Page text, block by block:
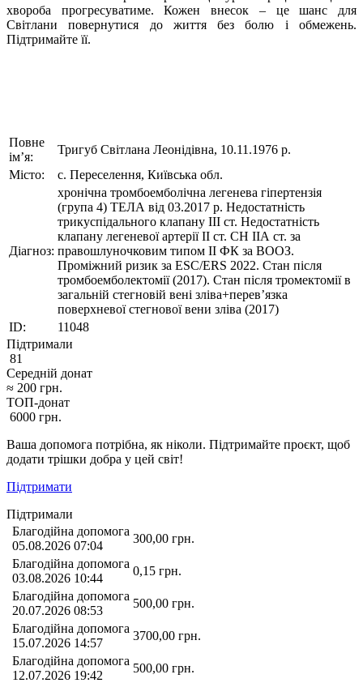
хвороба прогресуватиме. Кожен внесок – це шанс для
Світлани повернутися до життя без болю і обмежень.
Підтримайте її.
Повне
ім’я:
Тригуб Світлана Леонідівна, 10.11.1976 р.
Місто:
с. Переселення, Київська обл.
Діагноз:
хронічна тромбоемболічна легенева гіпертензія
(група 4) ТЕЛА від 03.2017 р. Недостатність
трикуспідального клапану ІІІ ст. Недостатність
клапану легеневої артерії ІІ ст. СН ІІА ст. за
правошлуночковим типом ІІ ФК за ВООЗ.
Проміжний ризик за ESC/ERS 2022. Стан після
тромбоемболектомії (2017). Стан після тромектомії в
загальній стегновій вені зліва+перев’язка
поверхневої стегнової вени зліва (2017)
ID:
11048
Підтримали
81
Середній донат
≈ 200 грн.
ТОП-донат
6000 грн.
Ваша допомога потрібна, як ніколи. Підтримайте проєкт, щоб
додати трішки добра у цей світ!
Підтримати
Підтримали
Благодійна допомога
05.08.2026 07:04
300,00 грн.
Благодійна допомога
03.08.2026 10:44
0,15 грн.
Благодійна допомога
20.07.2026 08:53
500,00 грн.
Благодійна допомога
15.07.2026 14:57
3700,00 грн.
Благодійна допомога
12.07.2026 19:42
500,00 грн.